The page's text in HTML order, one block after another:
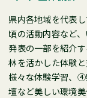
県内各地域を代表
頃の活動内容など
発表の一部を紹介
林を活かした体験
様々な体験学習、
壇など美しい環境